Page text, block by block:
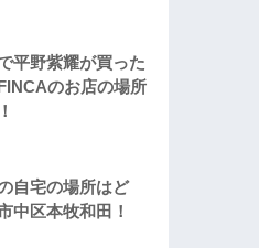
平野紫耀が買った
のお店の場所
自宅の場所はど
中区本牧和田！